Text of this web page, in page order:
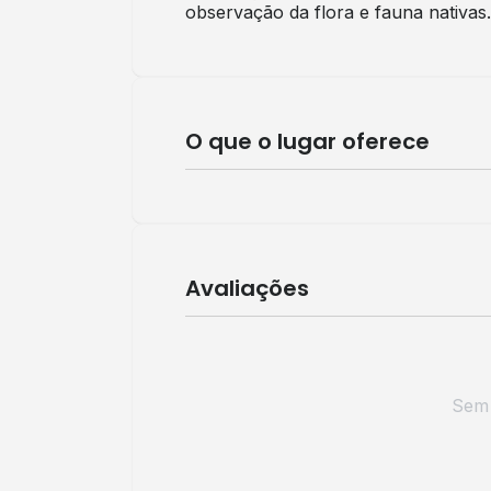
observação da flora e fauna nativas.
O que o lugar oferece
Avaliações